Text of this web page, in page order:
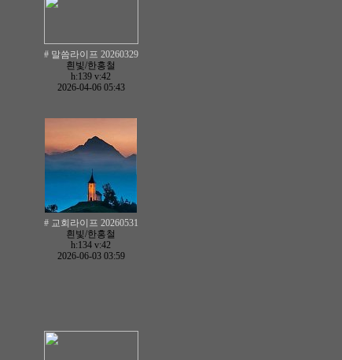
# 말씀라이프 20260329
흰빛/한홍철
h:139 v:42
2026-04-06 05:43
# 교회라이프 20260531
흰빛/한홍철
h:134 v:42
2026-06-03 03:59